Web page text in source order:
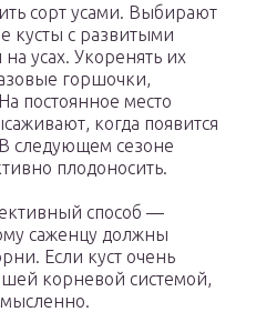
сорт усами. Выбирают
кусты с развитыми
усах. Укоренять их
горшочки,
постоянное место
когда появится
следующем сезоне
плодоносить.
способ —
саженцу должны
Если куст очень
корневой системой,